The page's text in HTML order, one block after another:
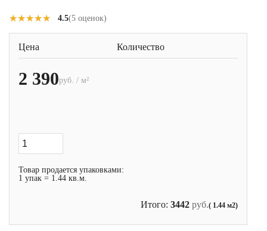
★★★★★
★★★★★ 4.5(5 оценок)
Цена Количество
2 390руб. / м²
Товар продается упаковками:
1 упак = 1.44 кв.м.
Итого: 3442 руб.( 1.44 м2)